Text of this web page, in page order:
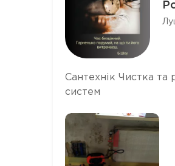
Сантехнік Чистка та
систем